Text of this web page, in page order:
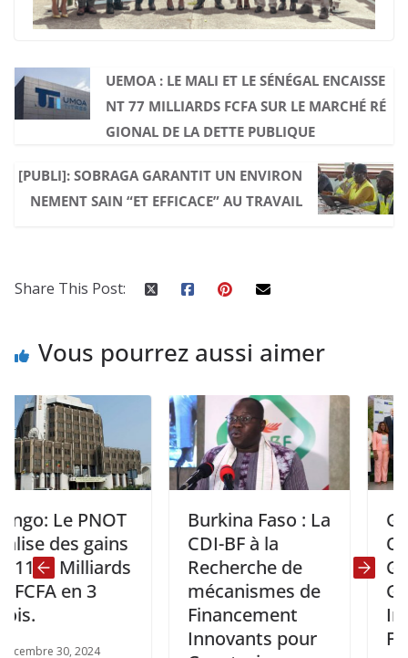
UEMOA : LE MALI ET LE SÉNÉGAL ENCAISSE
NT 77 MILLIARDS FCFA SUR LE MARCHÉ RÉ
GIONAL DE LA DETTE PUBLIQUE
[PUBLI]: SOBRAGA GARANTIT UN ENVIRON
NEMENT SAIN “ET EFFICACE” AU TRAVAIL
Share This Post:
Vous pourrez aussi aimer
PNOT
gains
Milliards
en 3
30, 2024
Burkina Faso : La
CDI-BF à la
Recherche de
mécanismes de
Financement
Innovants pour
Gabon:
Gabon
Forum.